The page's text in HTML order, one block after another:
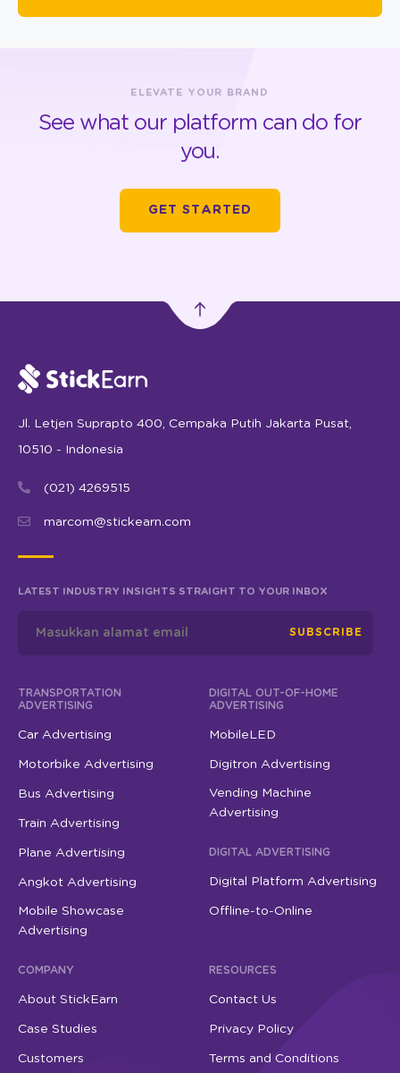
ELEVATE YOUR BRAND
See what our platform can do for
you.
GET STARTED
Jl. Letjen Suprapto 400, Cempaka Putih Jakarta Pusat,
10510 - Indonesia
(021) 4269515
marcom@stickearn.com
LATEST INDUSTRY INSIGHTS STRAIGHT TO YOUR INBOX
SUBSCRIBE
TRANSPORTATION
ADVERTISING
Car Advertising
Motorbike Advertising
Bus Advertising
Train Advertising
Plane Advertising
Angkot Advertising
Mobile Showcase
Advertising
DIGITAL OUT-OF-HOME
ADVERTISING
MobileLED
Digitron Advertising
Vending Machine
Advertising
DIGITAL ADVERTISING
Digital Platform Advertising
Offline-to-Online
COMPANY
About StickEarn
Case Studies
Customers
RESOURCES
Contact Us
Privacy Policy
Terms and Conditions